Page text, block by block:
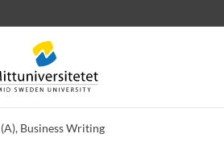
Business Writing